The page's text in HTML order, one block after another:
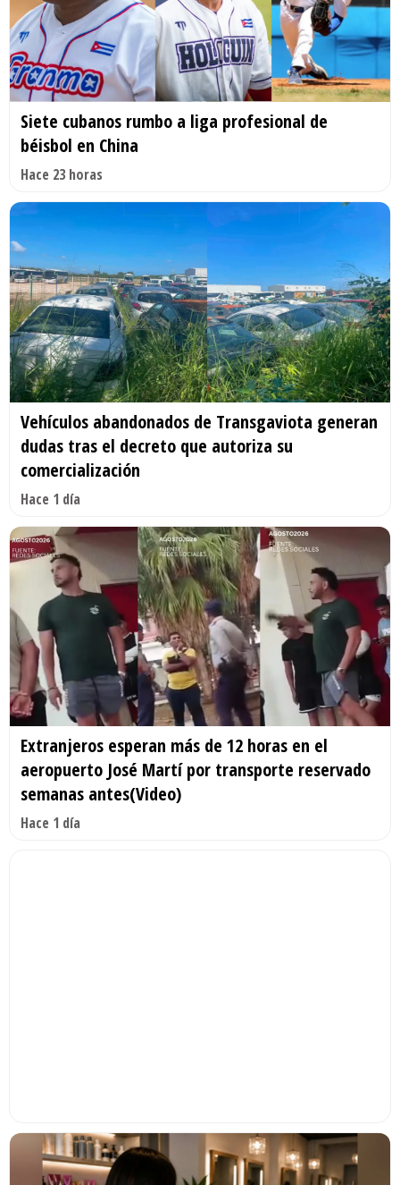
Siete cubanos rumbo a liga profesional de
béisbol en China
Hace 23 horas
Vehículos abandonados de Transgaviota generan
dudas tras el decreto que autoriza su
comercialización
Hace 1 día
Extranjeros esperan más de 12 horas en el
aeropuerto José Martí por transporte reservado
semanas antes(Video)
Hace 1 día